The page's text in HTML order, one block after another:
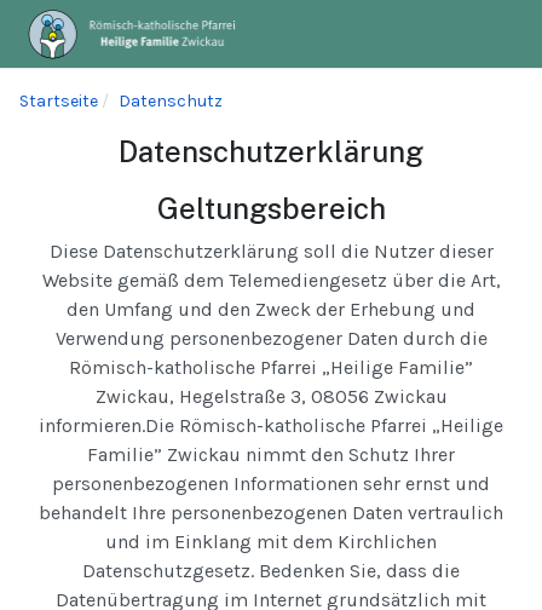
Startseite Datenschutz
Datenschutzerklärung
Geltungsbereich
Diese Datenschutzerklärung soll die Nutzer dieser
Website gemäß dem Telemediengesetz über die Art,
den Umfang und den Zweck der Erhebung und
Verwendung personenbezogener Daten durch die
Römisch-katholische Pfarrei „Heilige Familie”
Zwickau, Hegelstraße 3, 08056 Zwickau
informieren.Die Römisch-katholische Pfarrei „Heilige
Familie” Zwickau nimmt den Schutz Ihrer
personenbezogenen Informationen sehr ernst und
behandelt Ihre personenbezogenen Daten vertraulich
und im Einklang mit dem Kirchlichen
Datenschutzgesetz. Bedenken Sie, dass die
Datenübertragung im Internet grundsätzlich mit